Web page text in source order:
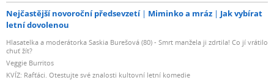
Nejčastější novoroční předsevzetí Miminko a mráz
Jak vybírat
letní dovolenou
Hlasatelka a moderátorka Saskia Burešová (80) - Smrt manžela ji zdrtila! Co jí vrátilo
chuť žít?
Veggie Burritos
KVÍZ: Rafťáci. Otestujte své znalosti kultovní letní komedie